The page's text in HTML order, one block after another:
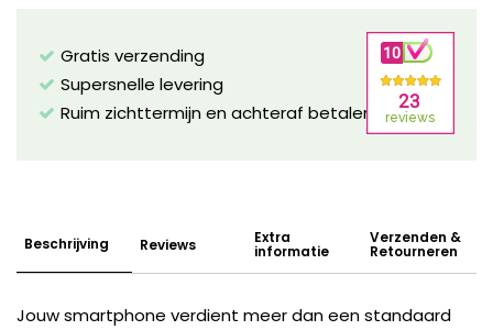
Gratis verzending
Supersnelle levering
Ruim zichttermijn en achteraf betalen mogelijk!
Beschrijving Reviews Extra
informatie
Verzenden &
Retourneren
Jouw smartphone verdient meer dan een standaard